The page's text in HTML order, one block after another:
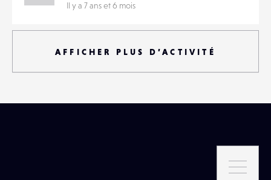
Il y a 7 ans et 6 mois
AFFICHER PLUS D’ACTIVITÉ